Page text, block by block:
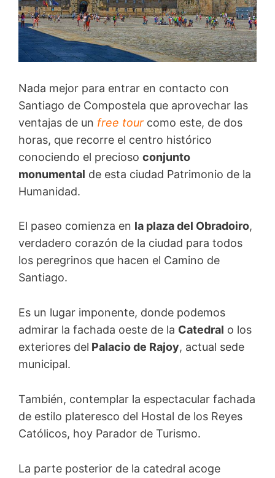
Nada mejor para entrar en contacto con
Santiago de Compostela que aprovechar las
ventajas de un free tour como este, de dos
horas, que recorre el centro histórico
conociendo el precioso conjunto
monumental de esta ciudad Patrimonio de la
Humanidad.
El paseo comienza en la plaza del Obradoiro,
verdadero corazón de la ciudad para todos
los peregrinos que hacen el Camino de
Santiago.
Es un lugar imponente, donde podemos
admirar la fachada oeste de la Catedral o los
exteriores del Palacio de Rajoy, actual sede
municipal.
También, contemplar la espectacular fachada
de estilo plateresco del Hostal de los Reyes
Católicos, hoy Parador de Turismo.
La parte posterior de la catedral acoge